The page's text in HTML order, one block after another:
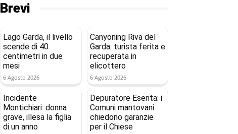
Brevi
Lago Garda, il livello
scende di 40
centimetri in due
mesi
6 Agosto 2026
Canyoning Riva del
Garda: turista ferita e
recuperata in
elicottero
6 Agosto 2026
Incidente
Montichiari: donna
grave, illesa la figlia
di un anno
Depuratore Esenta: i
Comuni mantovani
chiedono garanzie
per il Chiese